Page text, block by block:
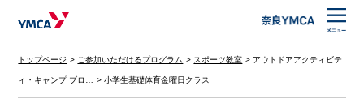
トップページ ご参加いただけるプログラム スポーツ教室 アウトドアアクティビテ
ィ・キャンプ ブロ… 小学生基礎体育金曜日クラス